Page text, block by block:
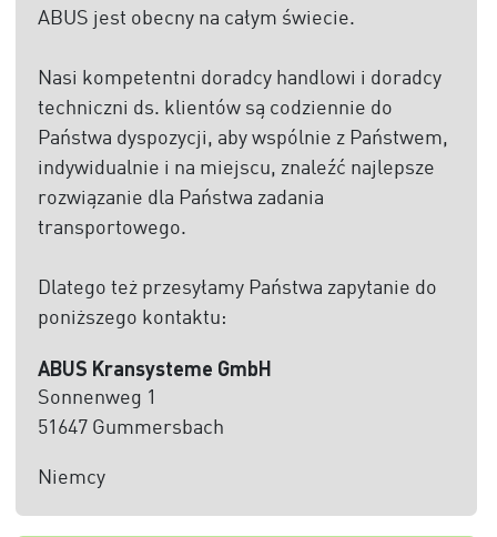
ABUS jest obecny na całym świecie.
Nasi kompetentni doradcy handlowi i doradcy
techniczni ds. klientów są codziennie do
Państwa dyspozycji, aby wspólnie z Państwem,
indywidualnie i na miejscu, znaleźć najlepsze
rozwiązanie dla Państwa zadania
transportowego.
Dlatego też przesyłamy Państwa zapytanie do
poniższego kontaktu:
ABUS Kransysteme GmbH
Sonnenweg 1
51647 Gummersbach
Niemcy